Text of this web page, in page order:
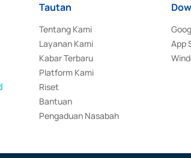
Tautan
Tentang Kami
Layanan Kami
Kabar Terbaru
Platform Kami
Riset
Bantuan
Pengaduan Nasabah
App